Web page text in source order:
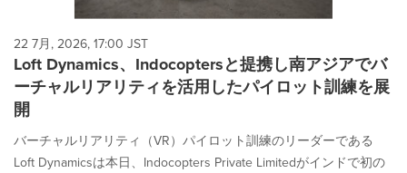
22 7月, 2026, 17:00 JST
Loft Dynamics、Indocoptersと提携し南アジアでバ
ーチャルリアリティを活用したパイロット訓練を展
開
バーチャルリアリティ（VR）パイロット訓練のリーダーである
Loft Dynamicsは本日、Indocopters Private Limitedがインドで初の